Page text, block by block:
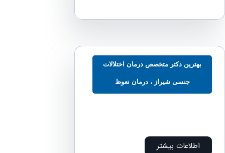
دکتر متخصص درمان اختلالات
جنسی شیراز ، درمان نعوظ
اطلاعات بیشتر